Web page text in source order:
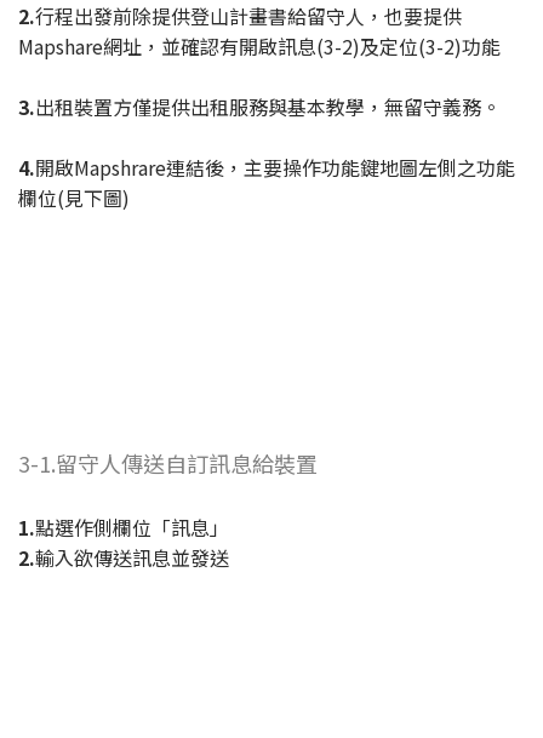
2.行程出發前除提供登山計畫書給留守人，也要提供
Mapshare網址，並確認有開啟訊息(3-2)及定位(3-2)功能
3.出租裝置方僅提供出租服務與基本教學，無留守義務。
4.開啟Mapshrare連結後，主要操作功能鍵地圖左側之功能
欄位(見下圖)
3-1.留守人傳送自訂訊息給裝置
1.點選作側欄位「訊息」
2.輸入欲傳送訊息並發送